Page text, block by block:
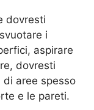
dovresti
i
aspirare
dovresti
di aree spesso
e le pareti.